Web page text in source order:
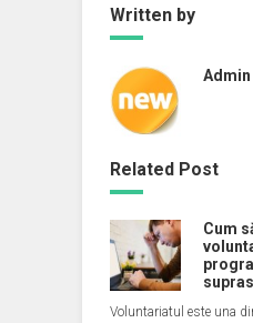
Written by
Admin
Related Post
Cum
Voluntariatul este una